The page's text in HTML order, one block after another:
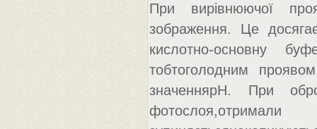
При вирівнюючої
зображення. Це
кислотно-основну
тобтоголодним
значеннярН. При